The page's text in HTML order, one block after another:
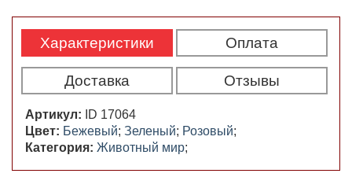
Характеристики Оплата
Доставка Отзывы
Артикул:
ID 17064
Цвет: Бежевый; Зеленый; Розовый;
Категория: Животный мир;